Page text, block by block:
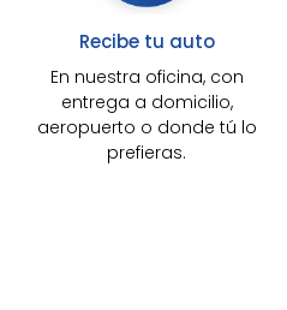
Recibe tu auto
En nuestra oficina, con
entrega a domicilio,
aeropuerto o donde tú lo
prefieras.